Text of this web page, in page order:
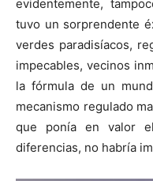
evidentemente,
tuvo un sorprendente
verdes paradisíacos,
impecables, vecinos
la fórmula de un
mecanismo regulado
que ponía en valor
diferencias, no habría